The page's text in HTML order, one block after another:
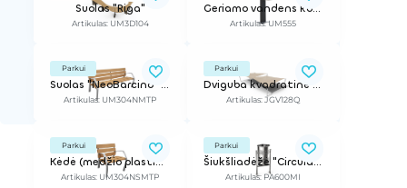
Suolas "Riga"
Artikulas: UM3D104
Geriamo vandens kolonėlė "Tree", dviguba
Artikulas: UM555
Parkui
Suolas "NeoBarcino" (medžio plastiko kompozitas)
Artikulas: UM304NMTP
Parkui
Dviguba kvadratinė pavėsinė "GeoVELA" 128 m²
Artikulas: JGV128Q
Parkui
Kėdė (medžio plastiko kompozitas)
Artikulas: UM304NSMTP
Parkui
Šiukšliadėžė "Circular Inox"
Artikulas: PA600MI